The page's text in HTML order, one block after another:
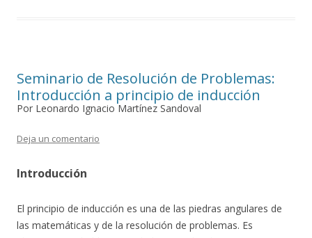
Seminario de Resolución de Problemas:
Introducción a principio de inducción
Por Leonardo Ignacio Martínez Sandoval
Deja un comentario
Introducción
El principio de inducción es una de las piedras angulares de
las matemáticas y de la resolución de problemas. Es